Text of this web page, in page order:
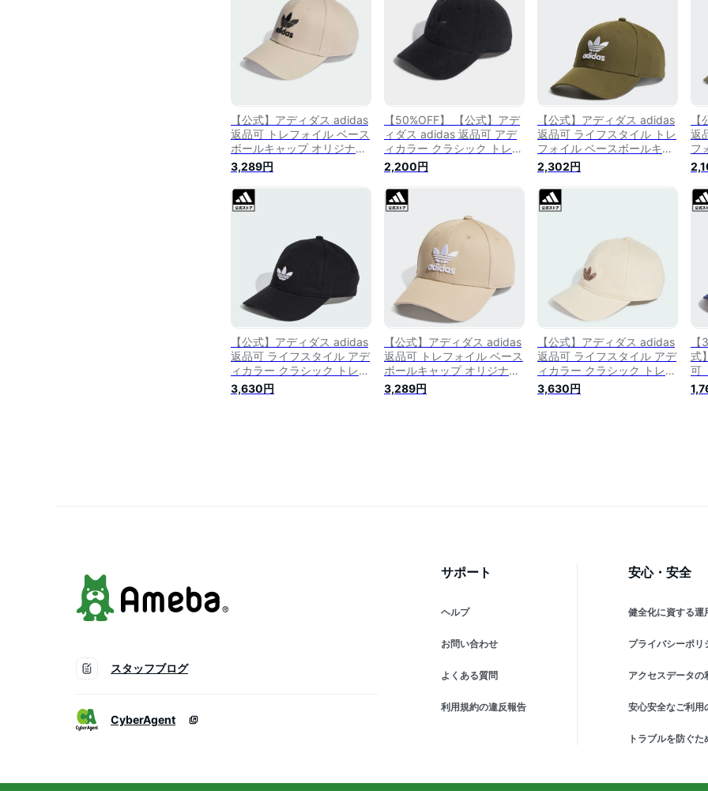
【公式】アディダス adidas
返品可 トレフォイル ベース
ボールキャップ オリジナル
ス メンズ レディース アク
セサリー 帽子 キャップ ベ
ージュ IL4845 rabty
3,289円
【50%OFF】 【公式】アデ
ィダス adidas 返品可 アデ
ィカラー クラシック トレフ
ォイル ウィンター ベースボ
ールキャップ オリジナルス
メンズ レディース アクセサ
リー 帽子 キャップ 黒 ブラ
ック HL9332
2,200円
【公式】アディダス adidas
返品可 ライフスタイル トレ
フォイル ベースボールキャ
ップ オリジナルス ユニセッ
クス アクセサリー 帽子 緑
グリーン HL9324
2,302円
返
フ
ッ
ク
グ
【公式】アディダス adidas
返品可 ライフスタイル アデ
ィカラー クラシック トレフ
ォイル ベースボールキャッ
プ オリジナルス ユニセック
3,630円
【公式】アディダス adidas
返品可 トレフォイル ベース
ボールキャップ オリジナル
ス メンズ レディース アク
セサリー 帽子 キャップ ベ
3,289円
【公式】アディダス adidas
返品可 ライフスタイル アデ
ィカラー クラシック トレフ
ォイル ベースボールキャッ
プ オリジナルス ユニセック
3,630円
式
可
ベ
ジ
スタッフブログ
CyberAgent
サポート
ヘルプ
お問い合わせ
よくある質問
利用規約の違反報告
安心・安全
健全化に資する運
プライバシーポリ
アクセスデータの
安心安全なご利用
トラブルを防ぐた